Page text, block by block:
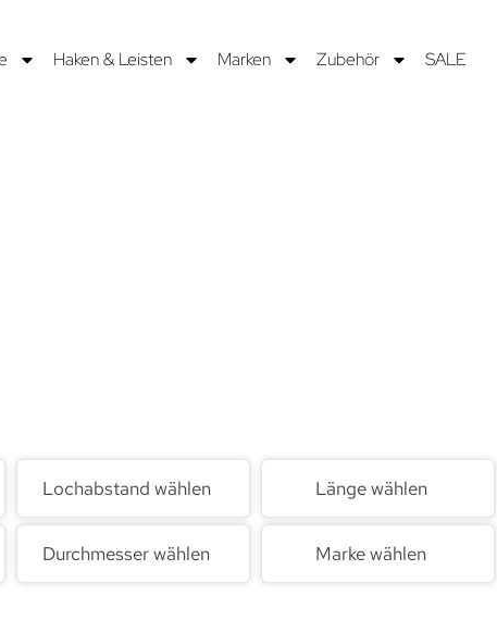
Haken & Leisten Marken Zubehör SALE
Lochabstand wählen Länge wählen
Durchmesser wählen Marke wählen